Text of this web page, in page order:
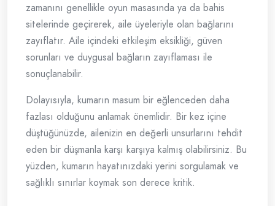
zamanını genellikle oyun masasında ya da bahis
sitelerinde geçirerek, aile üyeleriyle olan bağlarını
zayıflatır. Aile içindeki etkileşim eksikliği, güven
sorunları ve duygusal bağların zayıflaması ile
sonuçlanabilir.
Dolayısıyla, kumarın masum bir eğlenceden daha
fazlası olduğunu anlamak önemlidir. Bir kez içine
düştüğünüzde, ailenizin en değerli unsurlarını tehdit
eden bir düşmanla karşı karşıya kalmış olabilirsiniz. Bu
yüzden, kumarın hayatınızdaki yerini sorgulamak ve
sağlıklı sınırlar koymak son derece kritik.